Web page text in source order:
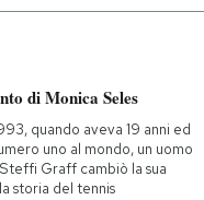
Storie/
Ok
di Monica Seles
quando aveva 19 anni ed
uno al mondo, un uomo
Graff cambiò la sua
storia del tennis